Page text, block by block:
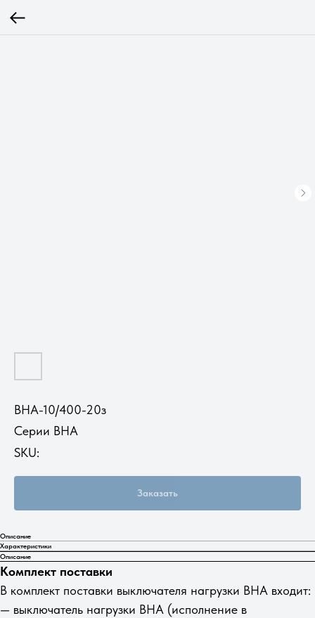
ВНА-10/400-20з
Серии ВНА
SKU:
Заказать
Описание
Характеристики
Описание
Комплект поставки
В комплект поставки выключателя нагрузки ВНА входит:
— выключатель нагрузки ВНА (исполнение в